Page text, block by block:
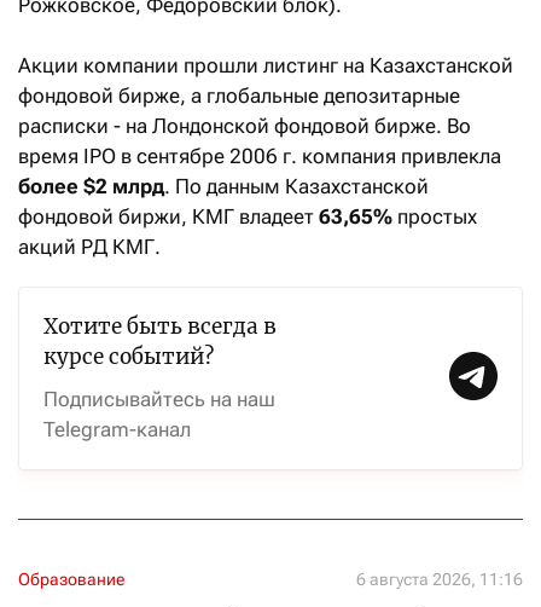
Рожковское, Федоровский блок).
Акции компании прошли листинг на Казахстанской
фондовой бирже, а глобальные депозитарные
расписки - на Лондонской фондовой бирже. Во
время IPO в сентябре 2006 г. компания привлекла
более $2 млрд. По данным Казахстанской
фондовой биржи, КМГ владеет 63,65% простых
акций РД КМГ.
Хотите быть всегда в
курсе событий?
Подписывайтесь на наш
Telegram-канал
Образование 6 августа 2026, 11:16